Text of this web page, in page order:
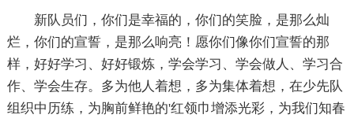
新队员们，你们是幸福的，你们的笑脸，是那么灿
烂，你们的宣誓，是那么响亮！愿你们像你们宣誓的那
样，好好学习、好好锻炼，学会学习、学会做人、学习合
作、学会生存。多为他人着想，多为集体着想，在少先队
组织中历练，为胸前鲜艳的'红领巾增添光彩，为我们知春